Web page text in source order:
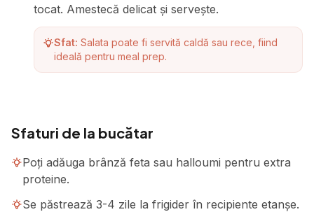
tocat. Amestecă delicat și servește.
Sfat: Salata poate fi servită caldă sau rece, fiind
ideală pentru meal prep.
Sfaturi de la bucătar
Poți adăuga brânză feta sau halloumi pentru extra
proteine.
Se păstrează 3-4 zile la frigider în recipiente etanșe.